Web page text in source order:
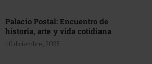
Palacio Postal: Encuentro de
historia, arte y vida cotidiana
10 diciembre, 2025